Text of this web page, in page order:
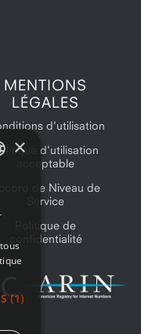
MENTIONS
LÉGALES
d'utilisation
d'utilisation
acceptable
de Niveau de
Service
Politique de
confidentialité
×
(1)